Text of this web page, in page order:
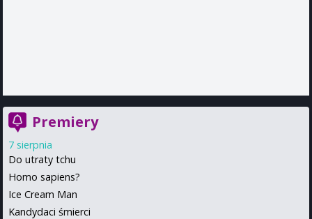
Premiery
7 sierpnia
Do utraty tchu
Homo sapiens?
Ice Cream Man
Kandydaci śmierci